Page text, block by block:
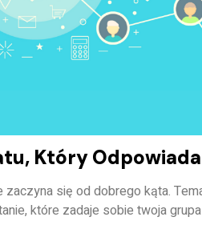
Który
się od dobrego kąta.
które zadaje sobie twoja